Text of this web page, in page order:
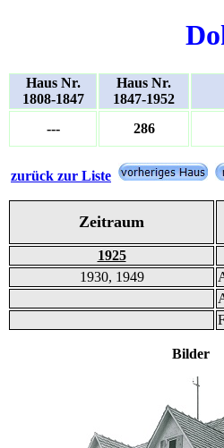
Haus Nr.
1808-1847
Haus Nr.
1847-1952
---
286
zurück zur Liste
Zeitraum
1925
1930, 1949
Bilder